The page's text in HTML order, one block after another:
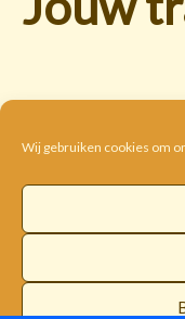
Wij gebruiken cookies om